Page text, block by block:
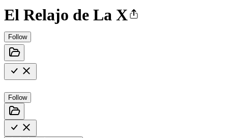
El Relajo de La X
Follow
Follow